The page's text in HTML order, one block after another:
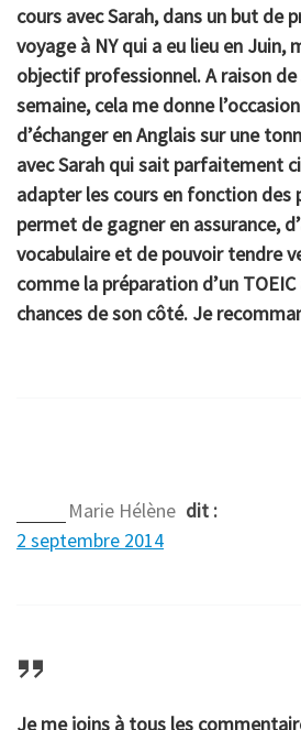
cours avec Sarah, dans un but de
voyage à NY qui a eu lieu en Juin,
objectif professionnel. A raison de
semaine, cela me donne
d’échanger en Anglais sur une
avec Sarah qui sait parfaitement
adapter les cours en fonction des
permet de gagner en assurance,
vocabulaire et de pouvoir tendre
comme la préparation d’un
chances de son côté. Je
Marie Hélène dit :
2 septembre 2014
Je me joins à tous les